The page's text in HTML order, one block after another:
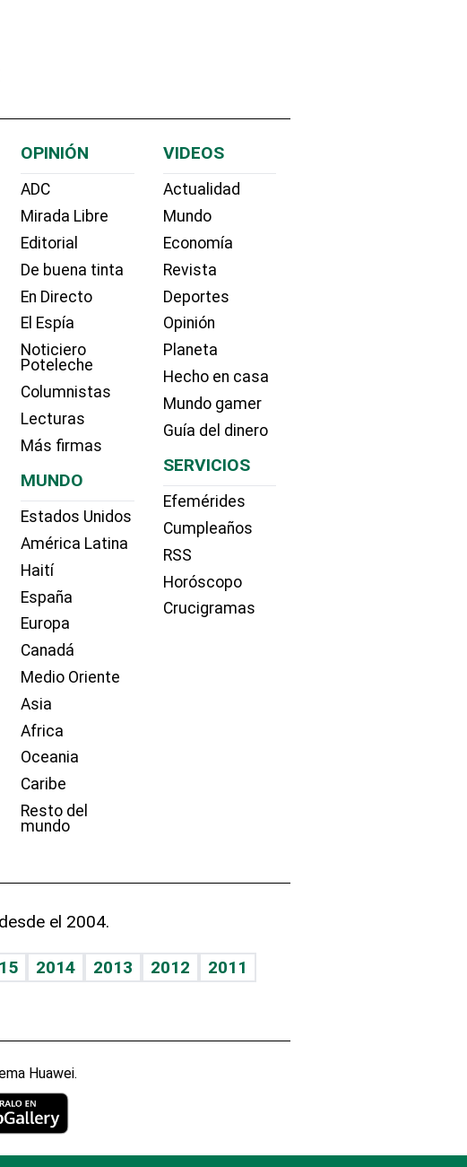
OPINIÓN
ADC
Mirada Libre
Editorial
De buena tinta
En Directo
El Espía
Noticiero
Poteleche
Columnistas
Lecturas
Más firmas
MUNDO
Estados Unidos
América Latina
Haití
España
Europa
Canadá
Medio Oriente
Asia
Africa
Oceania
Caribe
Resto del
mundo
VIDEOS
Actualidad
Mundo
Economía
Revista
Deportes
Opinión
Planeta
Hecho en casa
Mundo gamer
Guía del dinero
SERVICIOS
Efemérides
Cumpleaños
RSS
Horóscopo
Crucigramas
el 2004.
2014 2013 2012
2011
Huawei.